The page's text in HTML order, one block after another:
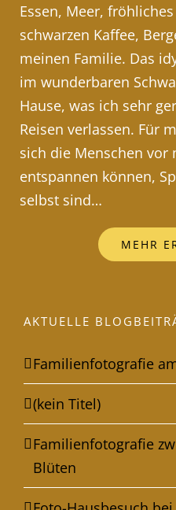
Essen, Meer,
schwarzen Kaffee,
meinen Familie. Das
im wunderbaren
Hause, was ich sehr
Reisen verlassen. Für
sich die Menschen vor
entspannen können,
selbst sind…
MEHR
AKTUELLE
Familienfotografie
(kein Titel)
Familienfotografie
Blüten